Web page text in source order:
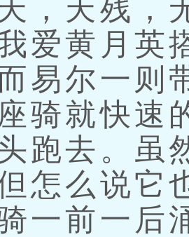
，天残，
爱黄月英
易尔一则
骑就快速
跑去。虽
怎么说它
一前一后